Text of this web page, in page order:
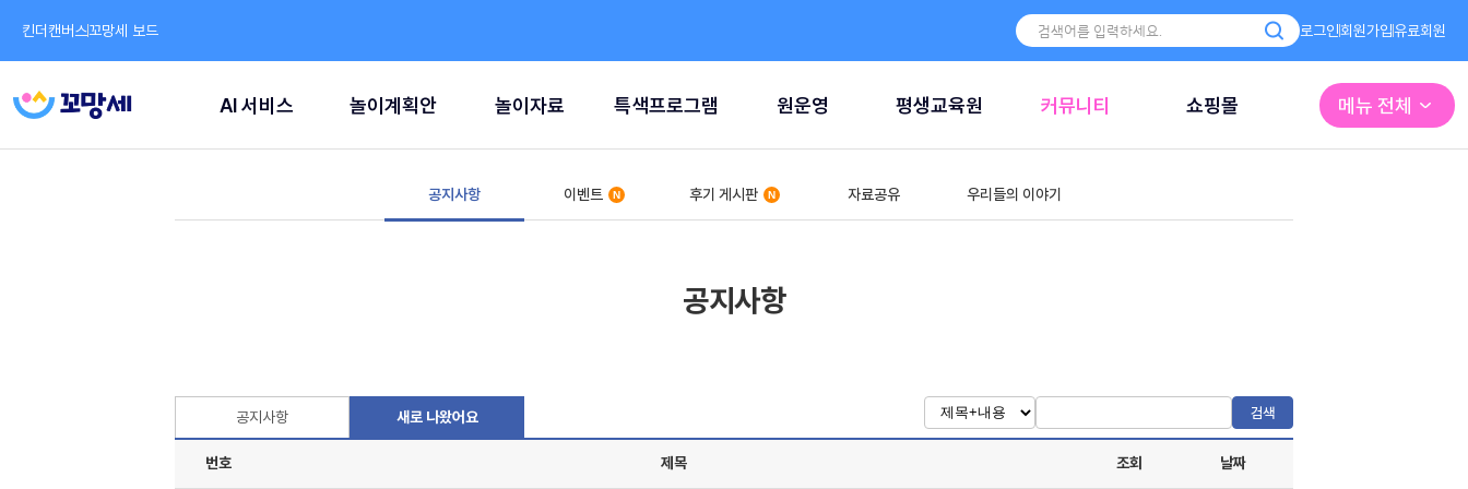
킨더캔버스꼬망세 보드 로그인회원가입유료회원
AI 서비스 놀이계획안 놀이자료 특색프로그램 원운영 평생교육원 커뮤니티 쇼핑몰 메뉴 전체
공지사항 이벤트 후기 게시판 자료공유 우리들의 이야기
공지사항
공지사항 새로 나왔어요 검색
번호 제목 조회 날짜